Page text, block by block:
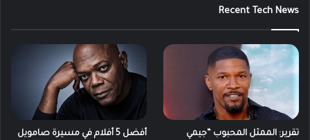
Recent Tech News
تقرير: الممثل المحبوب “جيمي
أفضل 5 أفلام في مسيرة صامويل